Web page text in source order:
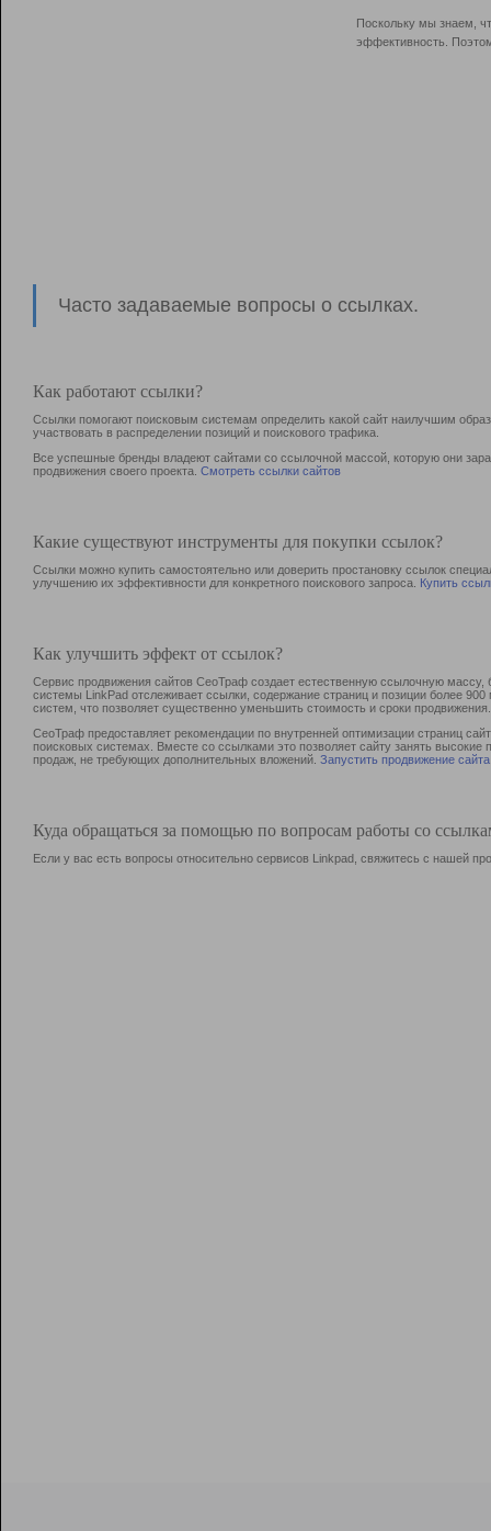
Поскольку мы знаем,
эффективность.
Часто задаваемые вопросы о ссылках.
Как работают ссылки?
Ссылки помогают поисковым системам определить какой сайт наилучшим
участвовать в раcпределении позиций и поискового трафика.
Все успешные бренды владеют сайтами со ссылочной массой, которую они
продвижения своего проекта. Смотреть ссылки сайтов
Какие существуют инструменты для покупки ссылок?
Ссылки можно купить самостоятельно или доверить простановку ссылок
улучшению их эффективности для конкретного поискового запроса. Купить
Как улучшить эффект от ссылок?
Сервис продвижения сайтов СеоТраф создает естественную ссылочную
системы LinkPad отслеживает ссылки, содержание страниц и позиции более
систем, что позволяет существенно уменьшить стоимость и сроки продвижения.
СеоТраф предоставляет рекомендации по внутренней оптимизации страниц
поисковых системах. Вместе со ссылками это позволяет сайту занять
продаж, не требующих дополнительных вложений. Запустить продвижение сайта
Куда обращаться за помощью по вопросам работы со
Если у вас есть вопросы относительно сервисов Linkpad, свяжитесь с нашей